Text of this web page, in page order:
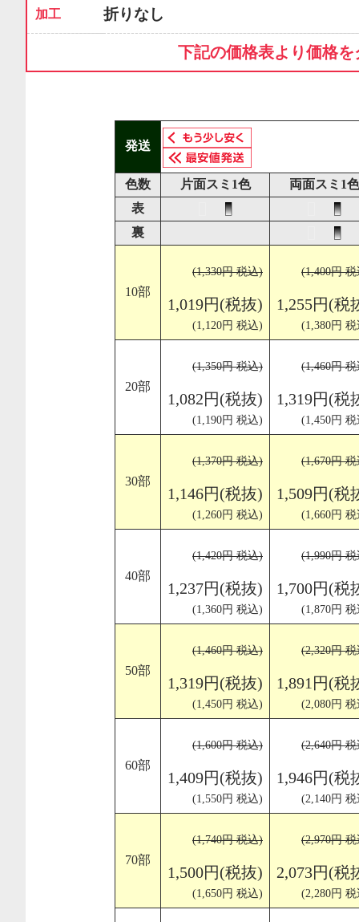
加工 折りなし
下記の価格表より価格
発送
色数 片面スミ1色
両面スミ1色
表
裏
10部
(1,330円 税込)
1,019円(税抜)
(1,120円 税込)
(1,400円
1,255円(税
(1,380円
20部
(1,350円 税込)
1,082円(税抜)
(1,190円 税込)
(1,460円
1,319円(税
(1,450円
30部
(1,370円 税込)
1,146円(税抜)
(1,260円 税込)
(1,670円
1,509円(税
(1,660円
40部
(1,420円 税込)
1,237円(税抜)
(1,360円 税込)
(1,990円
1,700円(税
(1,870円
50部
(1,460円 税込)
1,319円(税抜)
(1,450円 税込)
(2,320円
1,891円(税
(2,080円
60部
(1,600円 税込)
1,409円(税抜)
(1,550円 税込)
(2,640円
1,946円(税
(2,140円
70部
(1,740円 税込)
1,500円(税抜)
(1,650円 税込)
(2,970円
2,073円(税
(2,280円